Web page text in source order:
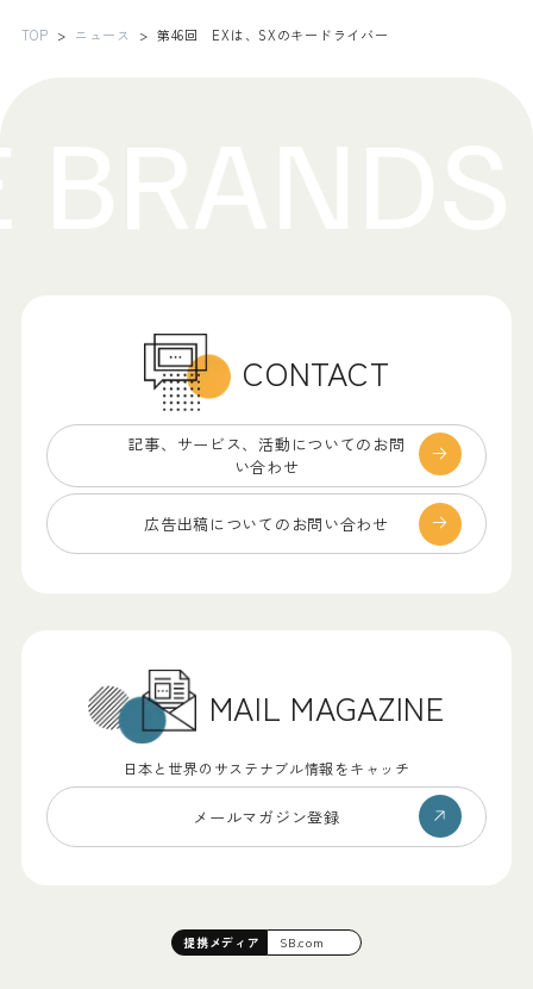
TOP ニュース 第46回 EXは、SXのキードライバー
CONTACT
記事、サービス、 活動についてのお問
い合わせ
広告出稿についての お問い合わせ
MAIL MAGAZINE
日本と世界のサステナブル情報をキャッチ
メールマガジン登録
提携メディア SB.com